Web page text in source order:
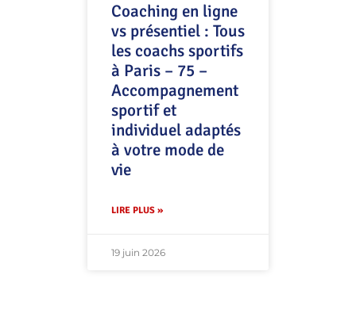
Coaching en ligne
vs présentiel : Tous
les coachs sportifs
à Paris – 75 –
Accompagnement
sportif et
individuel adaptés
à votre mode de
vie
LIRE PLUS »
19 juin 2026